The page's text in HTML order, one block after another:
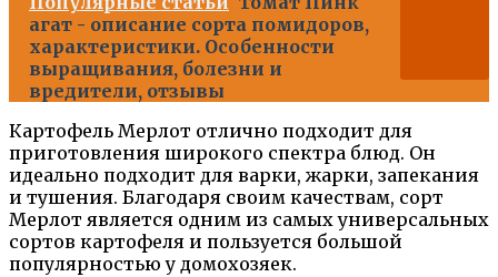
агат - описание сорта помидоров,
характеристики. Особенности
выращивания, болезни и
вредители, отзывы
Картофель Мерлот отлично подходит для
приготовления широкого спектра блюд. Он
идеально подходит для варки, жарки, запекания
и тушения. Благодаря своим качествам, сорт
Мерлот является одним из самых универсальных
сортов картофеля и пользуется большой
популярностью у домохозяек.